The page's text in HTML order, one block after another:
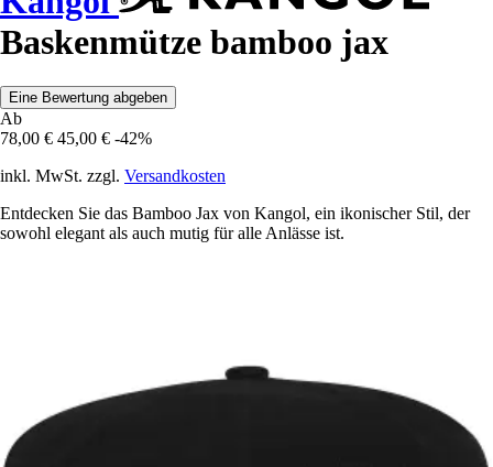
Baskenmütze bamboo jax
Eine Bewertung abgeben
Ab
78,00 € 45,00 € -42%
inkl. MwSt. zzgl. Versandkosten
Entdecken Sie das Bamboo Jax von Kangol, ein ikonischer Stil, der
sowohl elegant als auch mutig für alle Anlässe ist.